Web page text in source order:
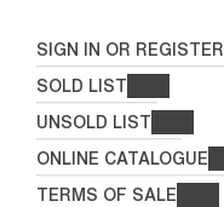
SIGN IN OR REGISTER
SOLD LIST
UNSOLD LIST
ONLINE CATALOGUE
TERMS OF SALE